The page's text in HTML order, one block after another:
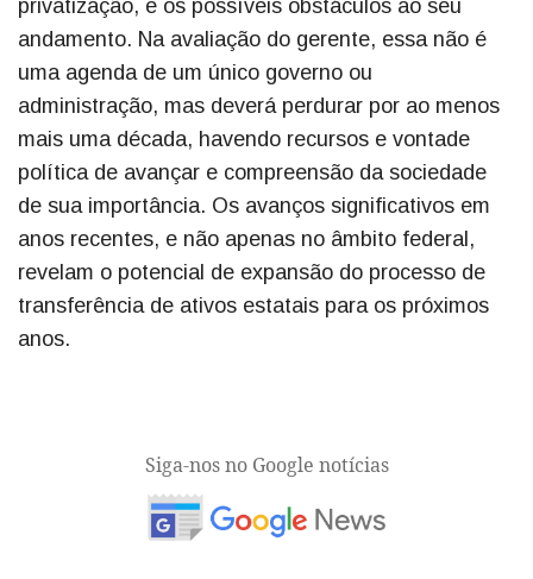
privatização, e os possíveis obstáculos ao seu
andamento. Na avaliação do gerente, essa não é
uma agenda de um único governo ou
administração, mas deverá perdurar por ao menos
mais uma década, havendo recursos e vontade
política de avançar e compreensão da sociedade
de sua importância. Os avanços significativos em
anos recentes, e não apenas no âmbito federal,
revelam o potencial de expansão do processo de
transferência de ativos estatais para os próximos
anos.
Siga-nos no Google notícias